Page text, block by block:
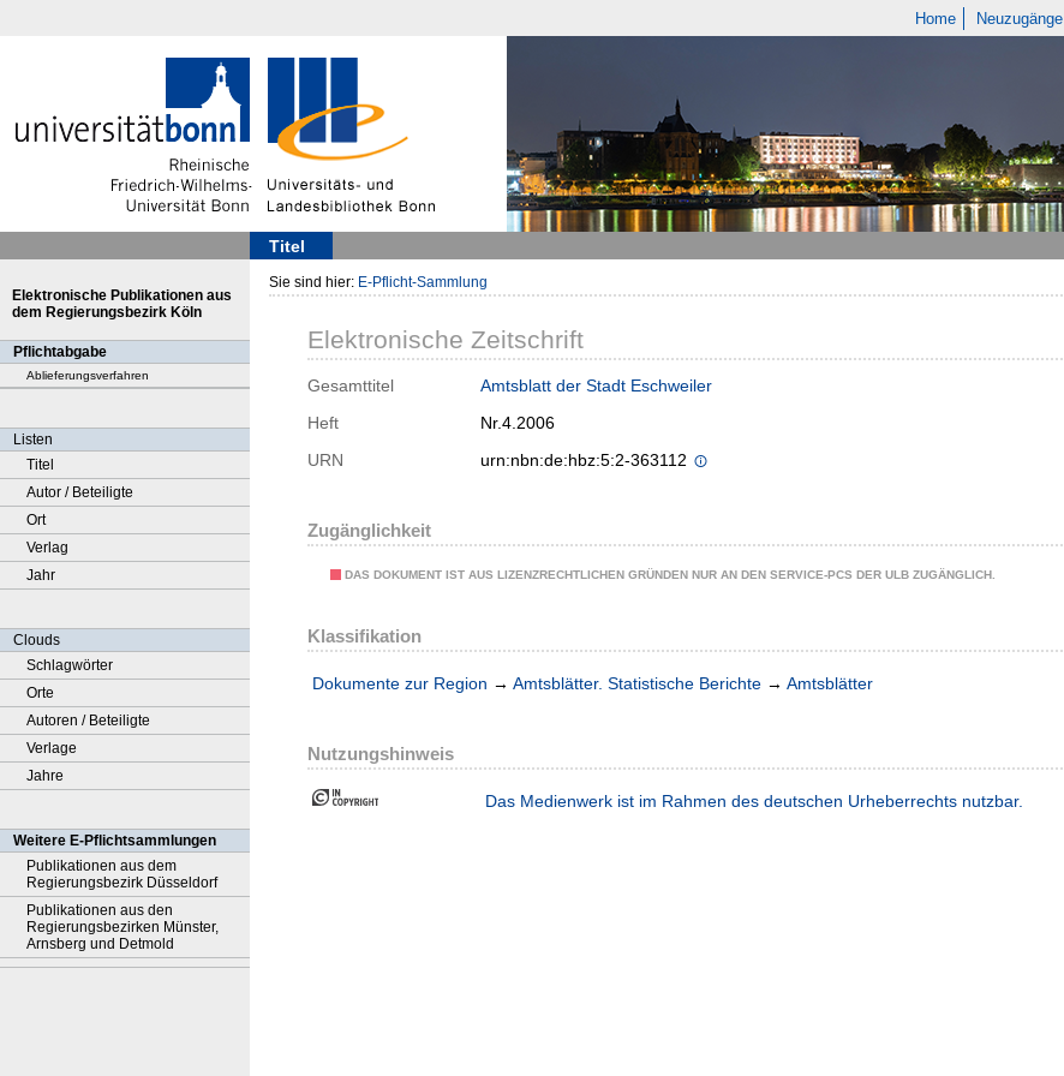
Home Neuzugänge
Titel
Elektronische Publikationen aus
dem Regierungsbezirk Köln
Pflichtabgabe
Ablieferungsverfahren
Listen
Titel
Autor / Beteiligte
Ort
Verlag
Jahr
Clouds
Schlagwörter
Orte
Autoren / Beteiligte
Verlage
Jahre
Weitere E-Pflichtsammlungen
Publikationen aus dem
Regierungsbezirk Düsseldorf
Publikationen aus den
Regierungsbezirken Münster,
Arnsberg und Detmold
Sie sind hier: E-Pflicht-Sammlung
Elektronische Zeitschrift
Gesamttitel
Amtsblatt der Stadt Eschweiler
Heft
Nr.4.2006
URN
urn:nbn:de:hbz:5:2-363112
Zugänglichkeit
DAS DOKUMENT IST AUS LIZENZRECHTLICHEN GRÜNDEN NUR AN DEN SERVICE-PCS DER ULB ZUGÄNGLICH.
Klassifikation
Dokumente zur Region → Amtsblätter. Statistische Berichte → Amtsblätter
Nutzungshinweis
Das Medienwerk ist im Rahmen des deutschen Urheberrechts nutzbar.